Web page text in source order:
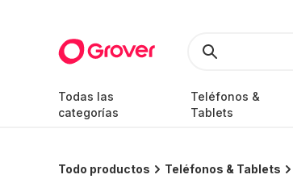
Todas las
categorías
Teléfonos &
Tablets
Todo productos Teléfonos & Tablets